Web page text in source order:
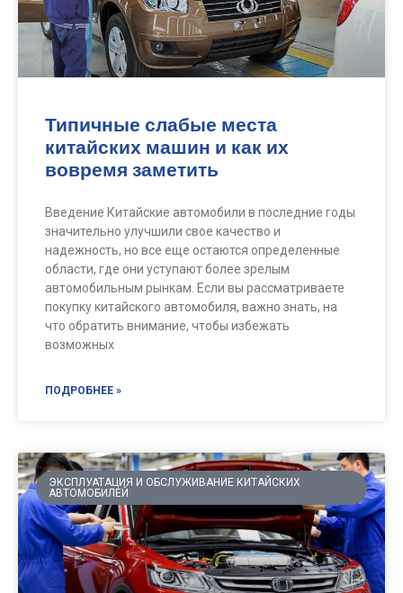
Типичные слабые места
китайских машин и как их
вовремя заметить
Введение Китайские автомобили в последние годы
значительно улучшили свое качество и
надежность, но все еще остаются определенные
области, где они уступают более зрелым
автомобильным рынкам. Если вы рассматриваете
покупку китайского автомобиля, важно знать, на
что обратить внимание, чтобы избежать
возможных
ПОДРОБНЕЕ »
ЭКСПЛУАТАЦИЯ И ОБСЛУЖИВАНИЕ КИТАЙСКИХ
АВТОМОБИЛЕЙ